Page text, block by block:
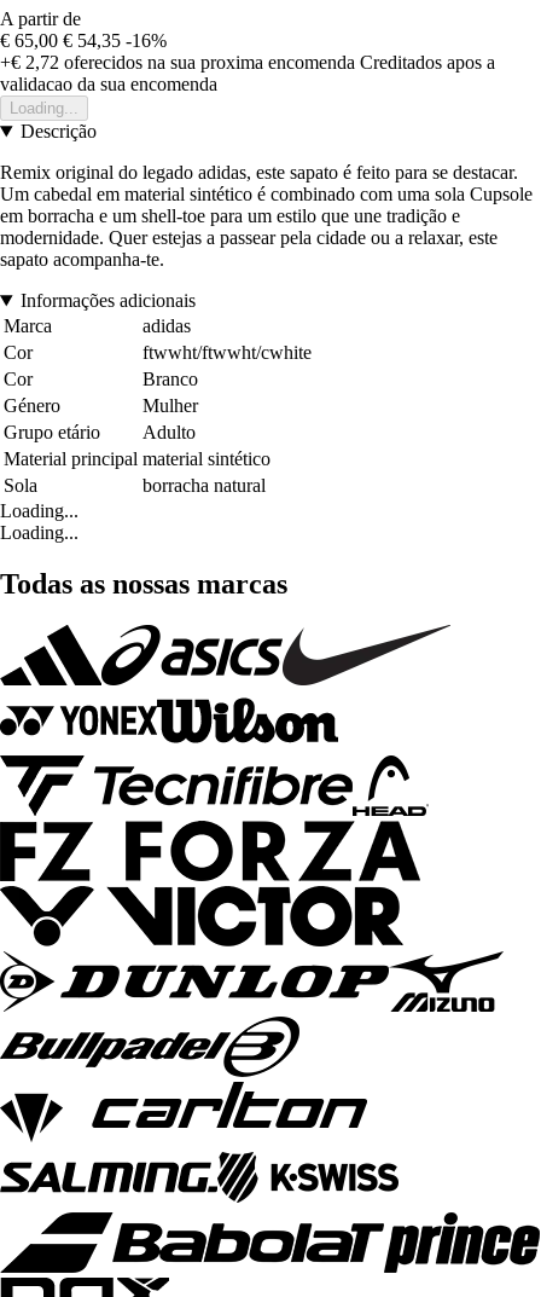
A partir de
€ 65,00 € 54,35 -16%
+€ 2,72 oferecidos na sua proxima encomenda Creditados apos a
validacao da sua encomenda
Loading...
Descrição
Remix original do legado adidas, este sapato é feito para se destacar.
Um cabedal em material sintético é combinado com uma sola Cupsole
em borracha e um shell-toe para um estilo que une tradição e
modernidade. Quer estejas a passear pela cidade ou a relaxar, este
sapato acompanha-te.
Informações adicionais
Marca
adidas
Cor
ftwwht/ftwwht/cwhite
Cor
Branco
Género
Mulher
Grupo etário
Adulto
Material principal material sintético
Sola
borracha natural
Loading...
Loading...
Todas as nossas marcas